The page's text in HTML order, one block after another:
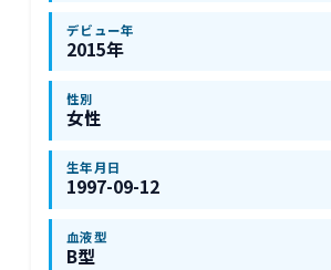
デビュー年
2015年
性別
女性
生年月日
1997-09-12
血液型
B型